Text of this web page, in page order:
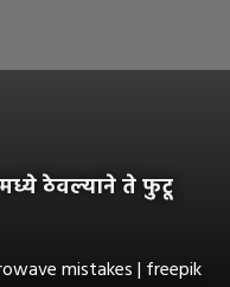
ठेवल्याने ते फुटू
mistakes | freepik